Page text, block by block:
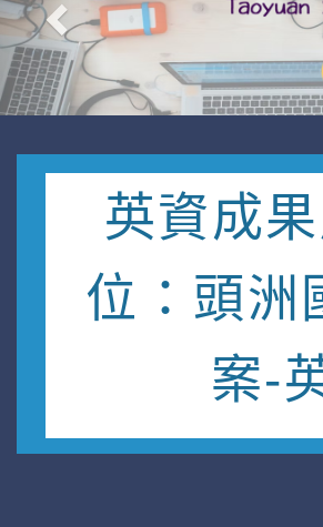
英資成
位：頭洲
案-